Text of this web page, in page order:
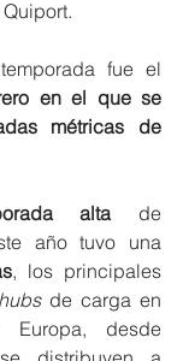
en el que se
métricas de
alta de
, los principales
hubs de carga en
Europa, desde